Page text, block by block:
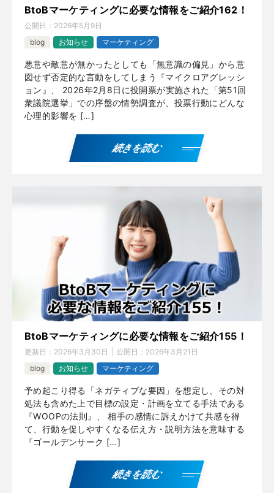
BtoBマーケティングに必要な情報をご紹介162！
公開日： 2026年5月9日
blog
お知らせ マーケティング
悪意や敵意が無かったとしても「無意識の偏見」から意
図せず否定的な言動をしてしまう『マイクロアグレッシ
ョン』、 2026年2月8日に投開票が実施された「第51回
衆議院選挙」での序盤の情勢調査が、投票行動にどんな
心理的影響を […]
続きを読む
BtoBマーケティングに必要な情報をご紹介155！
更新日： 2026年3月30日 公開日： 2026年3月21日
blog
お知らせ マーケティング
予め起こり得る「ネガティブな要因」を想定し、その対
処法も含めた上で目標の設定・計画を立てる手法である
『WOOPの法則』、 相手の感情に訴えかけて共感を得
て、行動を促しやすくなる伝え方・説明方法を意味する
『ゴールデンサーク […]
続きを読む